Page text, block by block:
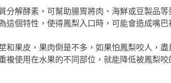
分解酵素，可幫助腸胃將肉、海鮮或豆製品
這個特性，使得鳳梨入口時，可能會造成嘴巴
和果皮，果肉倒是不多，如果怕鳳梨咬人，
複使用在水果的不同部位，就能降低被鳳梨咬